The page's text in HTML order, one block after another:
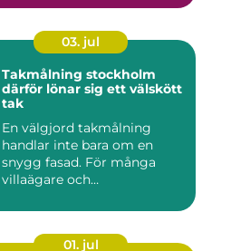
03. jul
Takmålning stockholm
därför lönar sig ett välskött
tak
En välgjord takmålning
handlar inte bara om en
snygg fasad. För många
villaägare och
01. jul